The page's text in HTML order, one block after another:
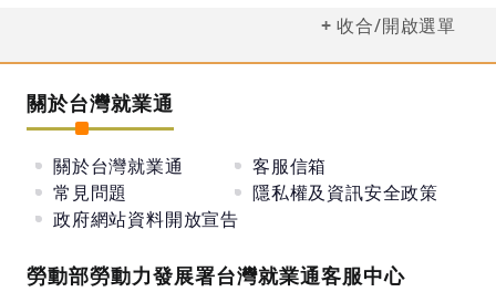
收合/開啟選單
關於台灣就業通
關於台灣就業通
客服信箱
常見問題
隱私權及資訊安全政策
政府網站資料開放宣告
勞動部勞動力發展署台灣就業通客服中心